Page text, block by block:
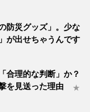
防災グッズ」。少な
が出せちゃうんです
合理的な判断」か？
を見送った理由
★